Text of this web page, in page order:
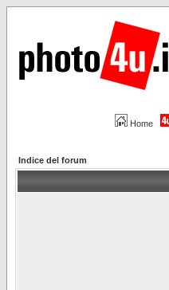
Home
Indice del forum